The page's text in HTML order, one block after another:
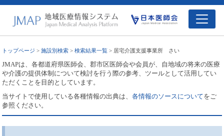
トップページ >施設別検索 >検索結果一覧 > 居宅介護支援事業所 さい
JMAPは、各都道府県医師会、郡市区医師会や会員が、自地域の将来の医療
や介護の提供体制について検討を行う際の参考、ツールとして活用してい
ただくことを目的としています。
当サイトで使用している各種情報の出典は、各情報のソースについてをご
参照ください。